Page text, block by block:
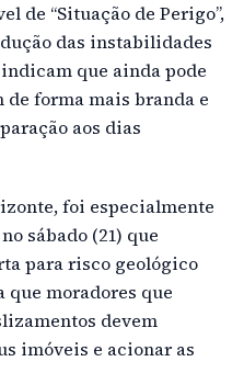
de “Situação de Perigo”,
das instabilidades
que ainda pode
forma mais branda e
aos dias
foi especialmente
sábado (21) que
para risco geológico
moradores que
devem
imóveis e acionar as